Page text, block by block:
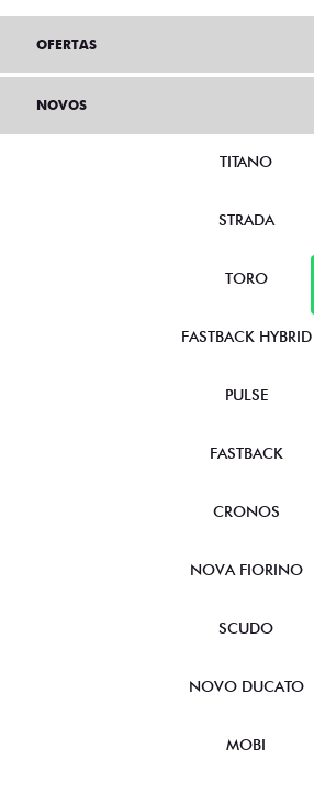
OFERTAS
NOVOS
TITANO
STRADA
TORO
FASTBACK HYBRID
PULSE
FASTBACK
CRONOS
NOVA FIORINO
SCUDO
NOVO DUCATO
MOBI